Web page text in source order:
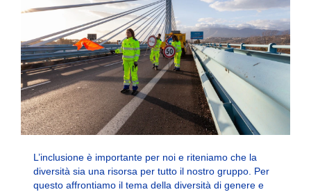
L’inclusione è importante per noi e riteniamo che la
diversità sia una risorsa per tutto il nostro gruppo. Per
questo affrontiamo il tema della diversità di genere e